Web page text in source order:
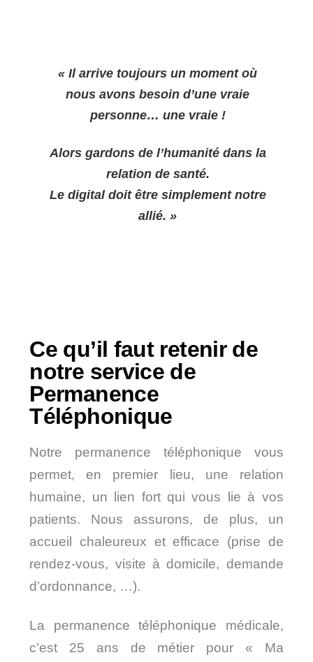
« Il arrive toujours un moment où
nous avons besoin d’une vraie
personne… une vraie !
Alors gardons de l’humanité dans la
relation de santé.
Le digital doit être simplement notre
allié. »
Ce qu’il faut retenir de
notre service de
Permanence
Téléphonique
Notre permanence téléphonique vous
permet, en premier lieu, une relation
humaine, un lien fort qui vous lie à vos
patients. Nous assurons, de plus, un
accueil chaleureux et efficace (prise de
rendez-vous, visite à domicile, demande
d’ordonnance, …).
La permanence téléphonique médicale,
c’est 25 ans de métier pour « Ma